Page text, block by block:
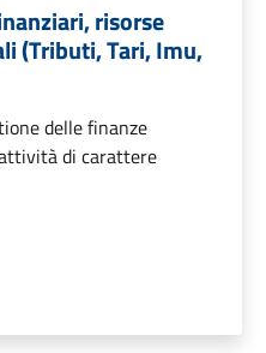
risorse
(Tributi, Tari, Imu,
delle finanze
di carattere